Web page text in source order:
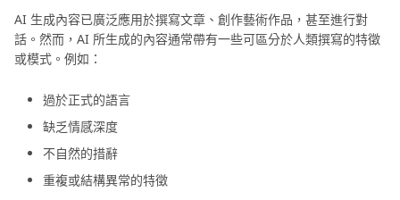
APP
圖
像
具
常見問題 (FAQs)
AI 生成內容已廣泛應用於撰寫文章、創作藝術作品，甚至進行對
話。然而，AI 所生成的內容通常帶有一些可區分於人類撰寫的特徵
或模式。例如：
過於正式的語言
缺乏情感深度
不自然的措辭
重複或結構異常的特徵